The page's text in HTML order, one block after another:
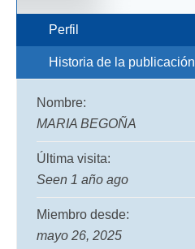
Perfil
Historia de la publicación
Nombre:
MARIA BEGOÑA
Última visita:
Seen 1 año ago
Miembro desde:
mayo 26, 2025